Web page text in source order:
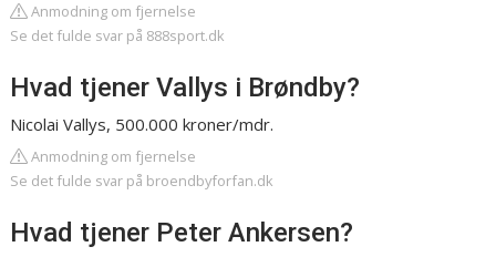
Anmodning om fjernelse
Se det fulde svar på 888sport.dk
Hvad tjener Vallys i Brøndby?
Nicolai Vallys, 500.000 kroner/mdr.
Anmodning om fjernelse
Se det fulde svar på broendbyforfan.dk
Hvad tjener Peter Ankersen?